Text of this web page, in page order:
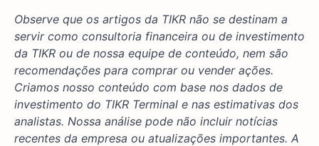
Observe que os artigos da TIKR não se destinam a
servir como consultoria financeira ou de investimento
da TIKR ou de nossa equipe de conteúdo, nem são
recomendações para comprar ou vender ações.
Criamos nosso conteúdo com base nos dados de
investimento do TIKR Terminal e nas estimativas dos
analistas. Nossa análise pode não incluir notícias
recentes da empresa ou atualizações importantes. A